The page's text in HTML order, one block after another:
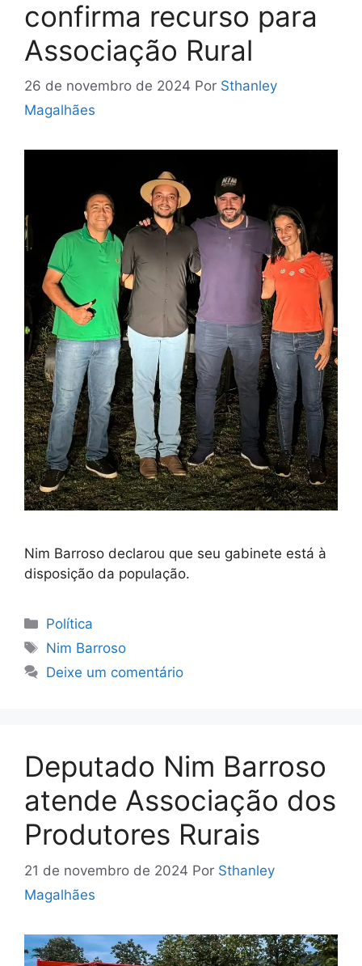
confirma recurso para
Associação Rural
26 de novembro de 2024 Por Sthanley
Magalhães
Nim Barroso declarou que seu gabinete está à
disposição da população.
Categorias
Política
Tags
Nim Barroso
Deixe um comentário
Deputado Nim Barroso
atende Associação dos
Produtores Rurais
21 de novembro de 2024 Por Sthanley
Magalhães